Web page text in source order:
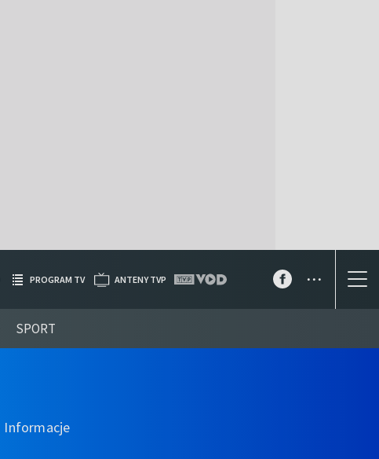
SPORT
PROGRAM TV ANTENY TVP ...
Informacje